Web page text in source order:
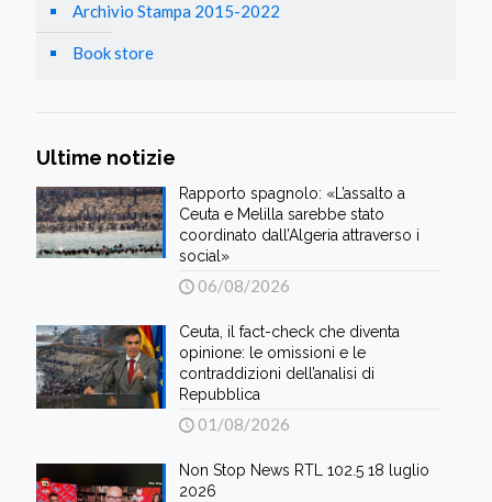
Archivio Stampa 2015-2022
Book store
Ultime notizie
Rapporto spagnolo: «L’assalto a
Ceuta e Melilla sarebbe stato
coordinato dall’Algeria attraverso i
social»
06/08/2026
Ceuta, il fact-check che diventa
opinione: le omissioni e le
contraddizioni dell’analisi di
Repubblica
01/08/2026
Non Stop News RTL 102.5 18 luglio
2026